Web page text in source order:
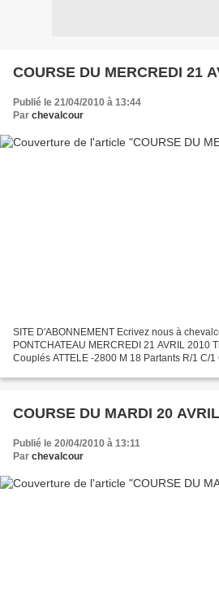
COURSE DU MERCREDI 21
Publié le 21/04/2010 à 13:44
Par chevalcour
SITE D'ABONNEMENT Ecrivez nous à
PONTCHATEAU MERCREDI 21 AVRIL 2010
Couplés ATTELE -2800 M 18 Partants R/1 C/
COURSE DU MARDI 20
Publié le 20/04/2010 à 13:11
Par chevalcour